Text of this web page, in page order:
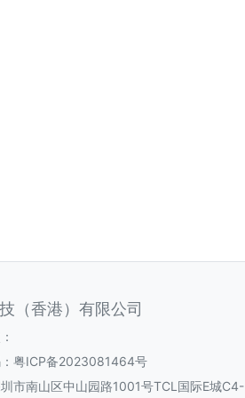
（香港）有限公司
粤ICP备2023081464号
市南山区中山园路1001号TCL国际E城